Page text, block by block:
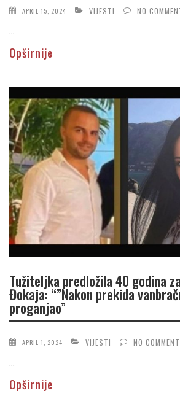
APRIL 15, 2024 VIJESTI NO
...
Opširnije
Tužiteljka predložila 40 godina
Đokaja: “”Nakon prekida
proganjao”
APRIL 1, 2024 VIJESTI NO
...
Opširnije